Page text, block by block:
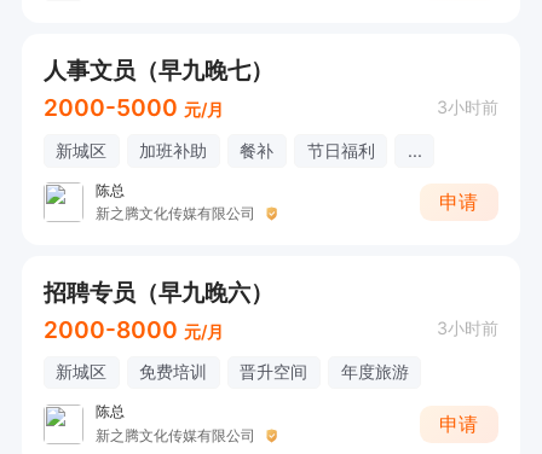
人事文员（早九晚七）
2000-5000 元/月 3小时前
新城区 加班补助 餐补 节日福利 ...
陈总
新之腾文化传媒有限公司
申请
招聘专员（早九晚六）
2000-8000 元/月 3小时前
新城区 免费培训 晋升空间 年度旅游
陈总
新之腾文化传媒有限公司
申请